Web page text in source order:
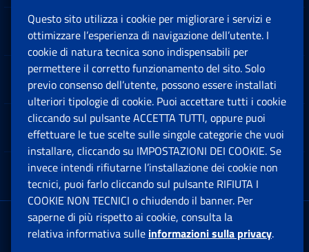
Sedi e Contatti
Software
Note Legali
App mobile
Sede Legale : Via Ciro il Grande, 21
00144 Roma
Questo sito utilizza i cookie per migliorare i servizi e
ottimizzare l’esperienza di navigazione dell’utente. I
cookie di natura tecnica sono indispensabili per
permettere il corretto funzionamento del sito. Solo
previo consenso dell’utente, possono essere installati
ulteriori tipologie di cookie. Puoi accettare tutti i cookie
cliccando sul pulsante ACCETTA TUTTI, oppure puoi
effettuare le tue scelte sulle singole categorie che vuoi
installare, cliccando su IMPOSTAZIONI DEI COOKIE. Se
invece intendi rifiutarne l’installazione dei cookie non
tecnici, puoi farlo cliccando sul pulsante RIFIUTA I
COOKIE NON TECNICI o chiudendo il banner. Per
saperne di più rispetto ai cookie, consulta la
relativa informativa sulle informazioni sulla privacy.